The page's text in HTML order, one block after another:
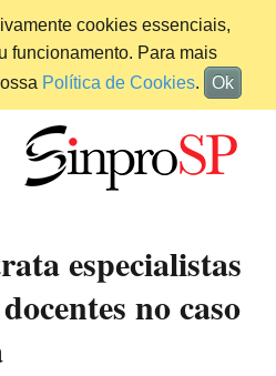
cookies essenciais,
funcionamento. Para mais
Política de Cookies. Ok
especialistas
no caso